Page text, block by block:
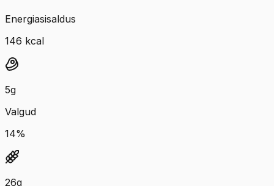
Energiasisaldus
146 kcal
5g
Valgud
14%
26g